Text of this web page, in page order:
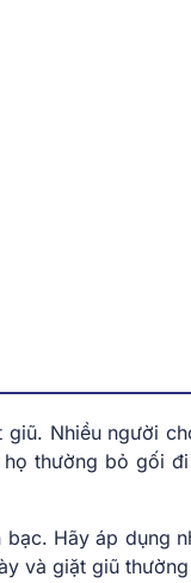
Nhiều người
thường bỏ gối
Hãy áp dụng
và giặt giũ